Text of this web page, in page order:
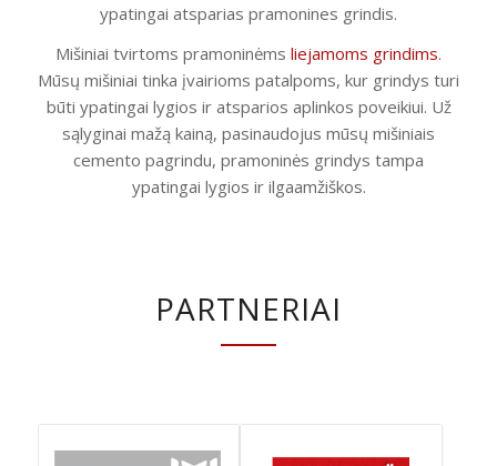
ypatingai atsparias pramonines grindis.
Mišiniai tvirtoms pramoninėms liejamoms grindims.
Mūsų mišiniai tinka įvairioms patalpoms, kur grindys turi
būti ypatingai lygios ir atsparios aplinkos poveikiui. Už
sąlyginai mažą kainą, pasinaudojus mūsų mišiniais
cemento pagrindu, pramoninės grindys tampa
ypatingai lygios ir ilgaamžiškos.
PARTNERIAI